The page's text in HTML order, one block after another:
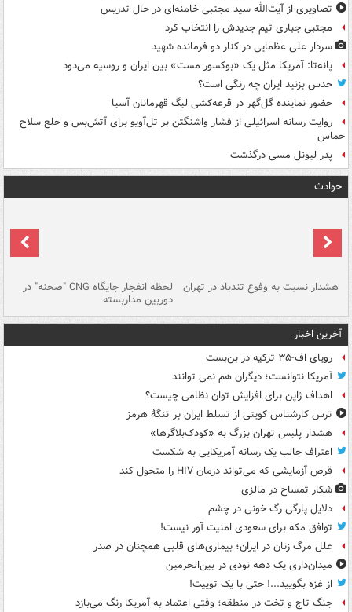
تصاویری از آیت‌الله سید مجتبی خامنه‌ای در حال تدریس
مجتبی جباری تیم جدیدش را انتخاب کرد
سردار علی عظمایی در کنار دو فرمانده شهید
پانه‌تا: آمریکا مثل یک «بوکسور مست» بین ایران و روسیه می‌دود
حدس بزنید ایران چه رنگی است؟
حضور نماینده گل‌گهر در قرعه‌کشی لیگ قهرمانان آسیا
روایت رسانه اسرائیلی از فشار واشنگتن بر تل‌آویو برای آتش‌بس و خلع سلاح
حماس
پدر لیونل مسی درگذشت
حوادث
هشدار نسبت به وفوع تندباد در تهران لحظه انفجار جایگاه CNG "صحنه" در
دوربین مداربسته
آخرین اخبار
رویای اف-۳۵ ترکیه در بن‌بست
آمریکا نتوانست؛ دیگران هم نمی توانند
اهداف ژاپن برای افزایش توان نظامی چیست؟
ترس کارشناس کویتی از تسلط ایران بر تنگۀ هرمز
هشدار پلیس تهران بزرگ به «کودک‌بلاگرها»
اعتراف جالب یک رسانه آمریکایی به شکست
قرص آزمایشی که می‌تواند درمان HIV را متحول کند
شکار تمساح در مالزی
دلایل پارگی رگ خونی در چشم
توافق مکه برای سعودی امنیت آور نیست!
علل مرگ زنان در ایران؛ بیماری‌های قلبی همچنان در صدر
میدان‌داری یک دهه نودی در بین‌الحرمین
از غزه بگویید...! حتی با یک توییت!
جنگ تاج و تخت در منطقه؛ وقتی اعتماد به آمریکا رنگ می‌بازد